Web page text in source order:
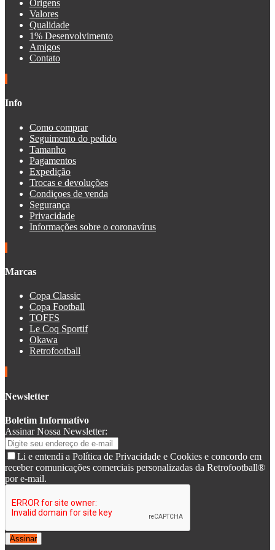
Origens
Valores
Qualidade
1% Desenvolvimento
Amigos
Contato
Info
Como comprar
Seguimento do pedido
Tamanho
Pagamentos
Expedição
Trocas e devoluções
Condiçoes de venda
Segurança
Privacidade
Informações sobre o coronavírus
Marcas
Copa Classic
Copa Football
TOFFS
Le Coq Sportif
Okawa
Retrofootball
Newsletter
Boletim Informativo
Assinar Nossa Newsletter:
Li e entendi a Política de Privacidade e Cookies e concordo em
receber comunicações comerciais personalizadas da Retrofootball®
por e-mail.
Assinar